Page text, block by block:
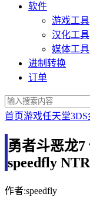
软件
游戏工具
汉化工具
媒体工具
进制转换
订单
首页游戏任天堂
勇者斗恶龙
speedfly
作者:speedfly